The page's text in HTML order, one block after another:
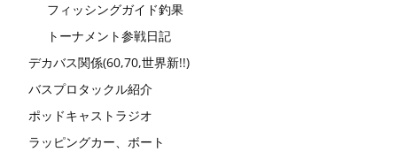
フィッシングガイド釣果
トーナメント参戦日記
デカバス関係(60,70,世界新!!)
バスプロタックル紹介
ポッドキャストラジオ
ラッピングカー、ボート